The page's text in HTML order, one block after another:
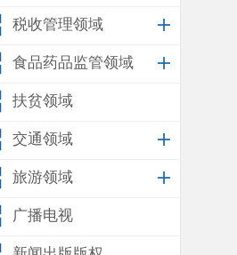
税收管理领域
食品药品监管领域
扶贫领域
交通领域
旅游领域
广播电视